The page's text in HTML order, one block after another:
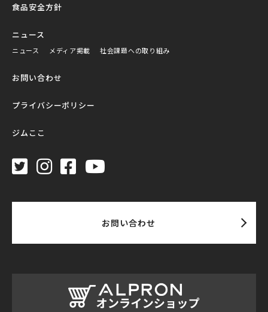
食品安全方針
ニュース
ニュース メディア掲載 社会課題への取り組み
お問い合わせ
プライバシーポリシー
ジムここ
お問い合わせ